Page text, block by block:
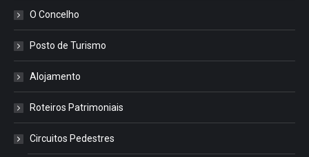
O Concelho
Posto de Turismo
Alojamento
Roteiros Patrimoniais
Circuitos Pedestres